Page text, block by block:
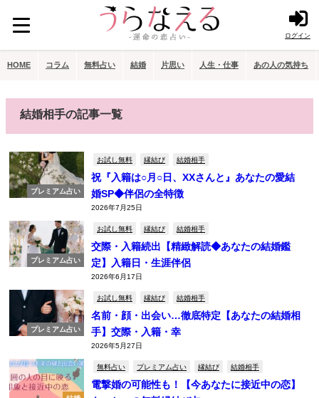
ログイン
HOME コラム 無料占い 結婚 片思い 人生・仕事 あの人の気持ち
結婚相手の記事一覧
プレミアム占い
お試し無料 縁結び 結婚相手
祝『入籍は○月○日、XXさんと』あなたの愛結
婚SP◆伴侶の全特徴
2026年7月25日
プレミアム占い
お試し無料 縁結び 結婚相手
交際・入籍続出【精緻解読◆あなたの結婚鑑
定】入籍日・生涯伴侶
2026年6月17日
プレミアム占い
お試し無料 縁結び 結婚相手
名前・顔・出会い…徹底特定【あなたの結婚相
手】交際・入籍・幸
2026年5月27日
無料占い プレミアム占い 縁結び 結婚相手
電撃婚の可能性も！【今あなたに接近中の恋】